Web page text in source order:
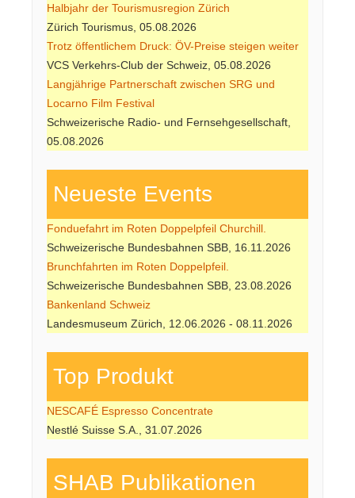
Halbjahr der Tourismusregion Zürich
Zürich Tourismus, 05.08.2026
Trotz öffentlichem Druck: ÖV-Preise steigen weiter
VCS Verkehrs-Club der Schweiz, 05.08.2026
Langjährige Partnerschaft zwischen SRG und
Locarno Film Festival
Schweizerische Radio- und Fernsehgesellschaft,
05.08.2026
Neueste Events
Fonduefahrt im Roten Doppelpfeil Churchill.
Schweizerische Bundesbahnen SBB, 16.11.2026
Brunchfahrten im Roten Doppelpfeil.
Schweizerische Bundesbahnen SBB, 23.08.2026
Bankenland Schweiz
Landesmuseum Zürich, 12.06.2026 - 08.11.2026
Top Produkt
NESCAFÉ Espresso Concentrate
Nestlé Suisse S.A., 31.07.2026
SHAB Publi­kati­onen